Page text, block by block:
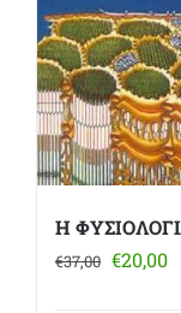
Η
€37,00 Original
€20,00Η